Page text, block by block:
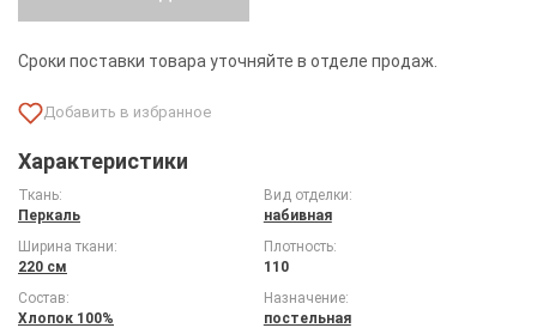
Сроки поставки товара уточняйте в отделе продаж.
Характеристики
Ткань:
Перкаль
Вид отделки:
набивная
Ширина ткани:
220 см
Плотность:
110
Состав:
Хлопок 100%
Назначение:
постельная